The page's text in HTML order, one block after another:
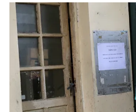
Tư vấn
Chuyên mục khác
Emagazine
Photo